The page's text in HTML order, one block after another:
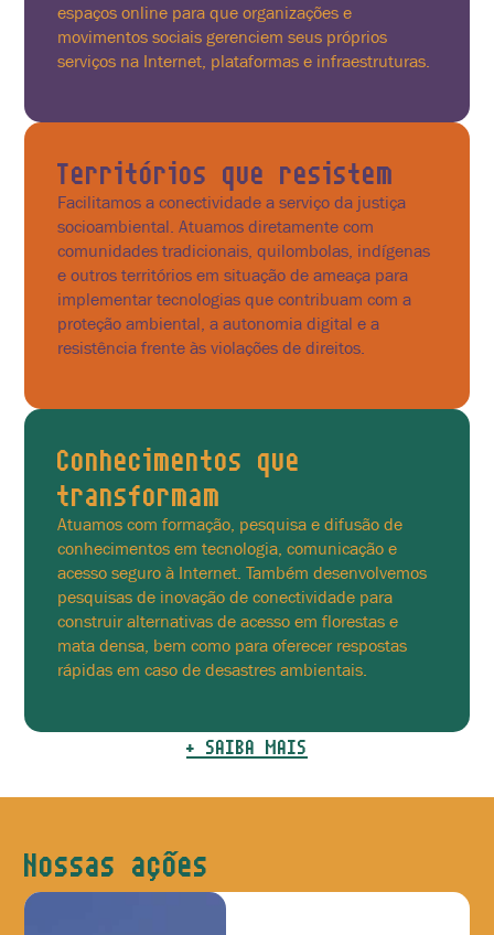
espaços online para que organizações e
movimentos sociais gerenciem seus próprios
serviços na Internet, plataformas e infraestruturas.
Territórios que resistem
Facilitamos a conectividade a serviço da justiça
socioambiental. Atuamos diretamente com
comunidades tradicionais, quilombolas, indígenas
e outros territórios em situação de ameaça para
implementar tecnologias que contribuam com a
proteção ambiental, a autonomia digital e a
resistência frente às violações de direitos.
Conhecimentos que
transformam
Atuamos com formação, pesquisa e difusão de
conhecimentos em tecnologia, comunicação e
acesso seguro à Internet. Também desenvolvemos
pesquisas de inovação de conectividade para
construir alternativas de acesso em florestas e
mata densa, bem como para oferecer respostas
rápidas em caso de desastres ambientais.
+ SAIBA MAIS
Nossas ações